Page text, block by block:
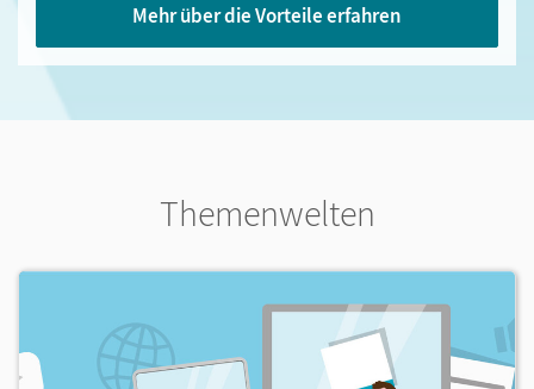
Mehr über die Vorteile erfahren
Themenwelten